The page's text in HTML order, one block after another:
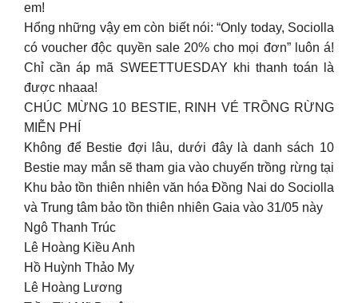
em!
Hổng những vậy em còn biết nói: “Only today, Sociolla
có voucher độc quyền sale 20% cho mọi đơn” luôn á!
Chỉ cần áp mã SWEETTUESDAY khi thanh toán là
được nhaaa!
CHÚC MỪNG 10 BESTIE, RINH VÉ TRỒNG RỪNG
MIỄN PHÍ
Không để Bestie đợi lâu, dưới đây là danh sách 10
Bestie may mắn sẽ tham gia vào chuyến trồng rừng tại
Khu bảo tồn thiên nhiên văn hóa Đồng Nai do Sociolla
và Trung tâm bảo tồn thiên nhiên Gaia vào 31/05 này
Ngô Thanh Trúc
Lê Hoàng Kiều Anh
Hồ Huỳnh Thảo My
Lê Hoàng Lương